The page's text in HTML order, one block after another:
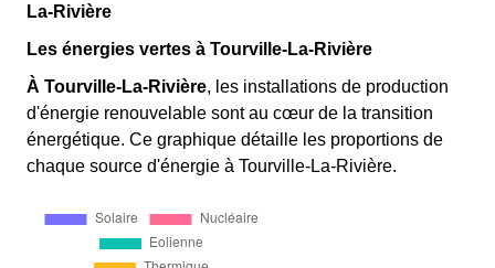
La-Rivière
Les énergies vertes à Tourville-La-Rivière
À Tourville-La-Rivière, les installations de production
d'énergie renouvelable sont au cœur de la transition
énergétique. Ce graphique détaille les proportions de
chaque source d'énergie à Tourville-La-Rivière.